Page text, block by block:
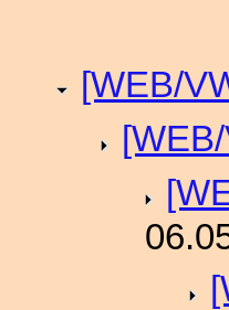
[WEB/